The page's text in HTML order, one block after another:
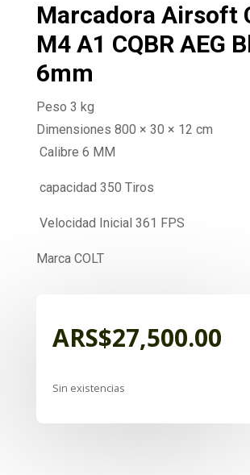
Marcadora Airsoft
M4 A1 CQBR AEG
6mm
Peso 3 kg
Dimensiones 800 × 30 × 12 cm
Calibre 6 MM
capacidad 350 Tiros
Velocidad Inicial 361 FPS
Marca COLT
ARS$27,500.00
Sin existencias